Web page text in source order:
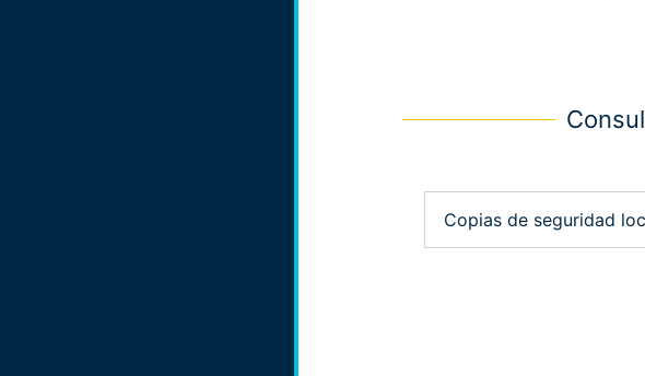
Copias de seguridad